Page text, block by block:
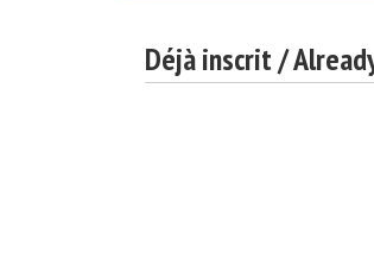
Déjà inscrit /